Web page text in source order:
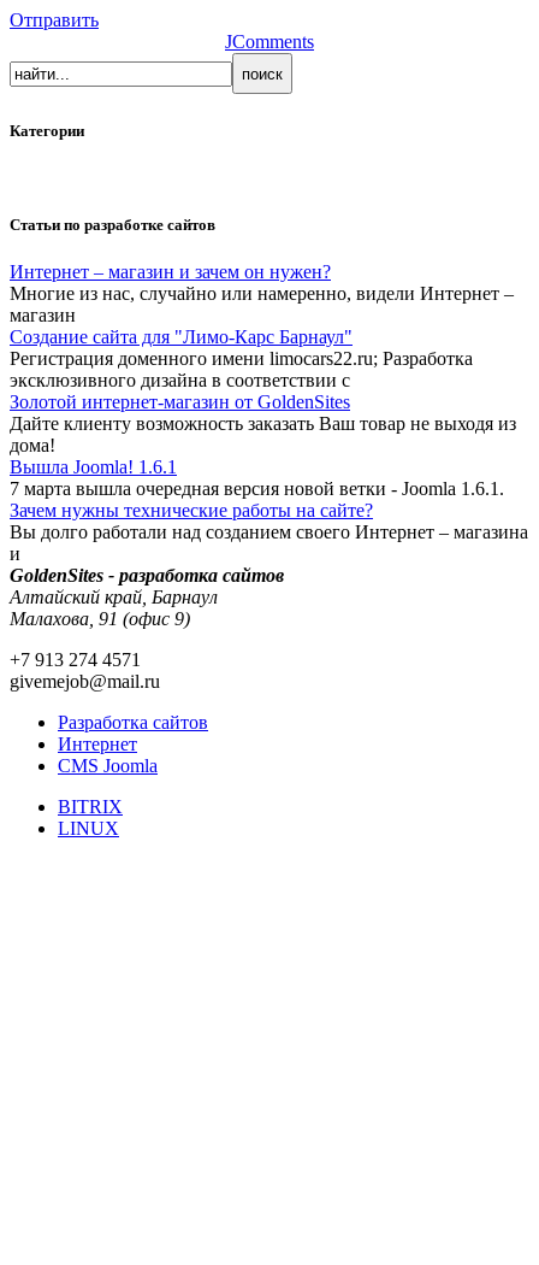
Отправить
JComments
Категории
Статьи по разработке сайтов
Интернет – магазин и зачем он нужен?
Многие из нас, случайно или намеренно, видели Интернет –
магазин
Создание сайта для "Лимо-Карс Барнаул"
Регистрация доменного имени limocars22.ru; Разработка
эксклюзивного дизайна в соответствии с
Золотой интернет-магазин от GoldenSites
Дайте клиенту возможность заказать Ваш товар не выходя из
дома!
Вышла Joomla! 1.6.1
7 марта вышла очередная версия новой ветки - Joomla 1.6.1.
Зачем нужны технические работы на сайте?
Вы долго работали над созданием своего Интернет – магазина
и
GoldenSites - разработка сайтов
Алтайский край, Барнаул
Малахова, 91 (офис 9)
+7 913 274 4571
givemejob@mail.ru
Разработка сайтов
Интернет
CMS Joomla
BITRIX
LINUX